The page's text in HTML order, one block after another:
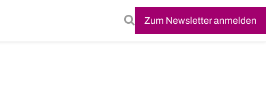
Zum Newsletter anmelden